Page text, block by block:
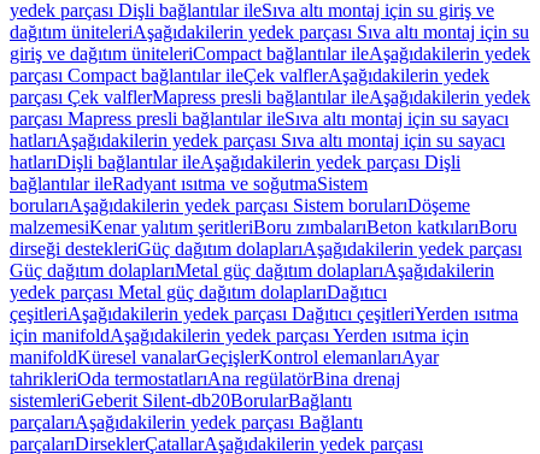
yedek parçası Dişli bağlantılar ileSıva altı montaj için su giriş ve
dağıtım üniteleriAşağıdakilerin yedek parçası Sıva altı montaj için su
giriş ve dağıtım üniteleriCompact bağlantılar ileAşağıdakilerin yedek
parçası Compact bağlantılar ileÇek valflerAşağıdakilerin yedek
parçası Çek valflerMapress presli bağlantılar ileAşağıdakilerin yedek
parçası Mapress presli bağlantılar ileSıva altı montaj için su sayacı
hatlarıAşağıdakilerin yedek parçası Sıva altı montaj için su sayacı
hatlarıDişli bağlantılar ileAşağıdakilerin yedek parçası Dişli
bağlantılar ileRadyant ısıtma ve soğutmaSistem
borularıAşağıdakilerin yedek parçası Sistem borularıDöşeme
malzemesiKenar yalıtım şeritleriBoru zımbalarıBeton katkılarıBoru
dirseği destekleriGüç dağıtım dolaplarıAşağıdakilerin yedek parçası
Güç dağıtım dolaplarıMetal güç dağıtım dolaplarıAşağıdakilerin
yedek parçası Metal güç dağıtım dolaplarıDağıtıcı
çeşitleriAşağıdakilerin yedek parçası Dağıtıcı çeşitleriYerden ısıtma
için manifoldAşağıdakilerin yedek parçası Yerden ısıtma için
manifoldKüresel vanalarGeçişlerKontrol elemanlarıAyar
tahrikleriOda termostatlarıAna regülatörBina drenaj
sistemleriGeberit Silent-db20BorularBağlantı
parçalarıAşağıdakilerin yedek parçası Bağlantı
parçalarıDirseklerÇatallarAşağıdakilerin yedek parçası